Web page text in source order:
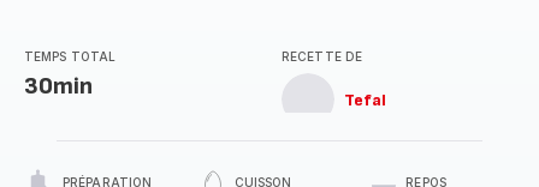
TEMPS TOTAL
30min
RECETTE DE
Tefal
PRÉPARATION CUISSON REPOS